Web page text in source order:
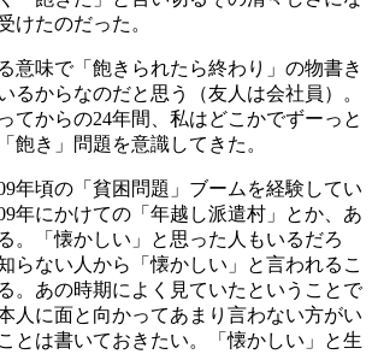
けたのだった。
意味で「飽きられたら終わり」の物書き
るからなのだと思う（友人は会社員）。
てからの24年間、私はどこかでずーっと
飽き」問題を意識してきた。
年頃の「貧困問題」ブームを経験してい
年にかけての「年越し派遣村」とか、あ
。「懐かしい」と思った人もいるだろ
らない人から「懐かしい」と言われるこ
。あの時期によく見ていたということで
人に面と向かってあまり言わない方がい
とは書いておきたい。「懐かしい」と生